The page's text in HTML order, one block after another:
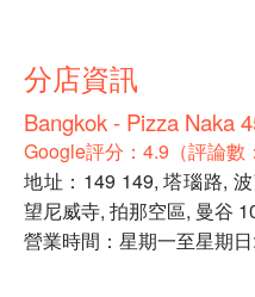
分店資訊
Bangkok - Pizza Naka
Google評分：4.9（評論數
地址：149 149, 塔瑙路,
望尼威寺, 拍那空區, 曼谷
營業時間：星期一至星期